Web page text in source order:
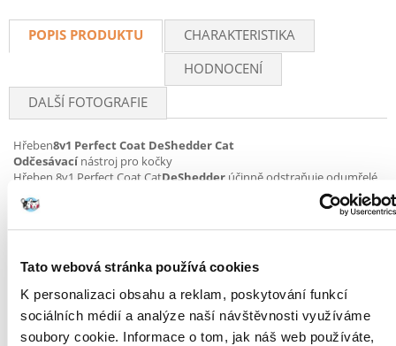
Tato webová stránka používá cookies
K personalizaci obsahu a reklam, poskytování funkcí
sociálních médií a analýze naší návštěvnosti využíváme
soubory cookie. Informace o tom, jak náš web používáte,
POPIS PRODUKTU
CHARAKTERISTIKA
HODNOCENÍ
DALŠÍ FOTOGRAFIE
Hřeben8v1 Perfect Coat DeShedder Cat
Odčesávacínástroj pro kočky
Hřeben 8v1 Perfect Coat CatDeShedder účinně odstraňuje odumřelé
chlupy a podsadu vaší kočky. Vhodné pro všechny délky srsti.
vyčesávání podsady, který účinně odstraňuje odumřelé chlupy tím, že
umožňuje vyčesat línající podsadu. Pravidelná péče o srst pomocí
*viz návod k použití
Délka čepele: 46 mm